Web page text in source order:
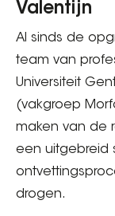
Valentijn
Al sinds de
team van
Universiteit
(vakgroep
maken van de
een uitgebreid
drogen.